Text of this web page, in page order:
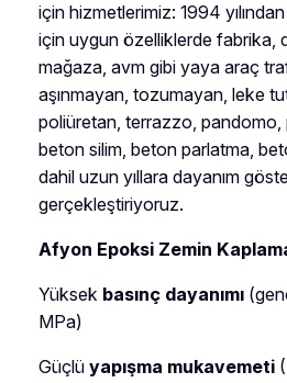
için hizmetlerimiz: 1994
için uygun özelliklerde fabrika,
mağaza, avm gibi yaya araç
aşınmayan, tozumayan, leke
poliüretan, terrazzo,
beton silim, beton parlatma,
dahil uzun yıllara dayanım
gerçekleştiriyoruz.
Afyon Epoksi Zemin
Yüksek basınç dayanımı
MPa)
Güçlü yapışma mukavemeti